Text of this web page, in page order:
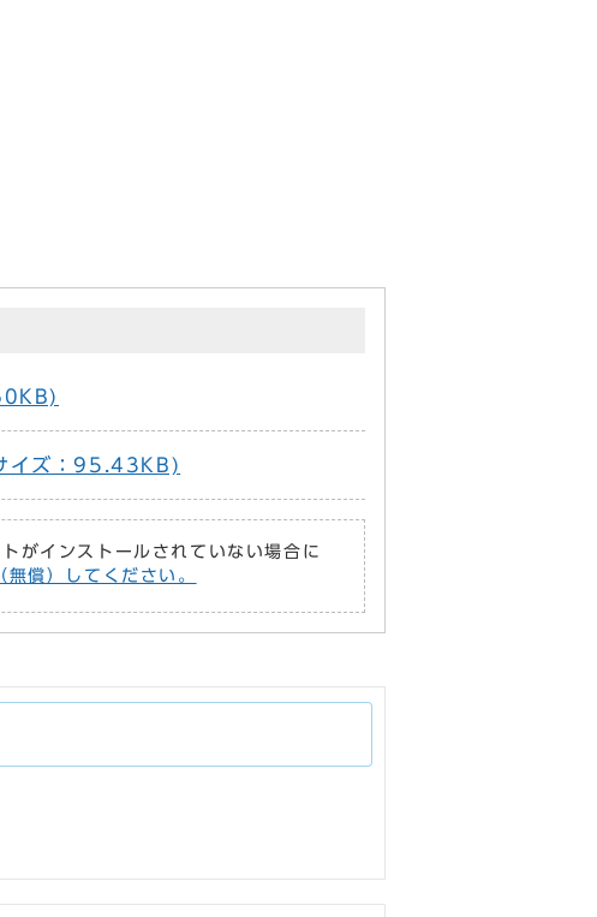
イズ：95.43KB)
インストールされていない場合に
償）してください。